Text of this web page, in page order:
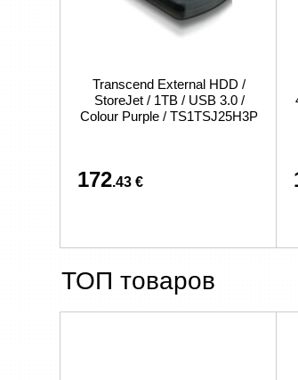
Transcend External HDD /
StoreJet / 1TB / USB 3.0 /
Colour Purple / TS1TSJ25H3P
172.43 €
ТОП товаров